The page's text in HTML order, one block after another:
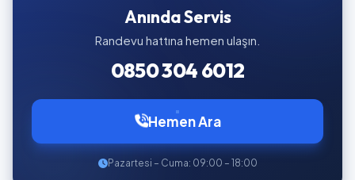
Anında Servis
Randevu hattına hemen ulaşın.
0850 304 6012
Hemen Ara
Pazartesi – Cuma: 09:00 – 18:00